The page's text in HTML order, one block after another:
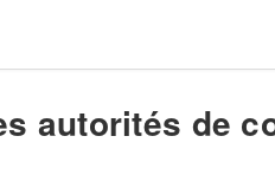
autorités de